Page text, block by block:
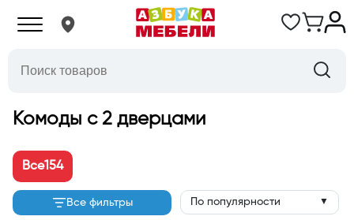
Комоды с 2 дверцами
Все154
Все фильтры По популярности ▼